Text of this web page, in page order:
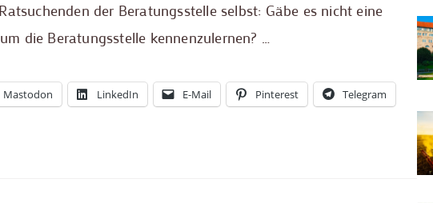
der Beratungsstelle selbst: Gäbe es nicht eine
die Beratungsstelle kennenzulernen? …
Mastodon LinkedIn E-Mail Pinterest Telegram